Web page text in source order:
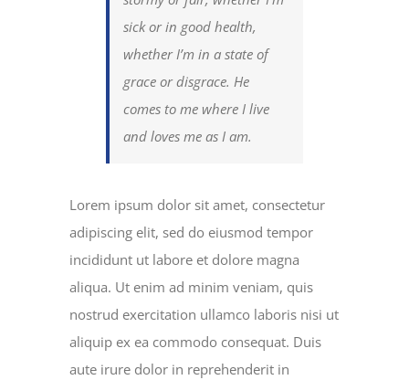
sick or in good health,
whether I’m in a state of
grace or disgrace. He
comes to me where I live
and loves me as I am.
Lorem ipsum dolor sit amet, consectetur
adipiscing elit, sed do eiusmod tempor
incididunt ut labore et dolore magna
aliqua. Ut enim ad minim veniam, quis
nostrud exercitation ullamco laboris nisi ut
aliquip ex ea commodo consequat. Duis
aute irure dolor in reprehenderit in